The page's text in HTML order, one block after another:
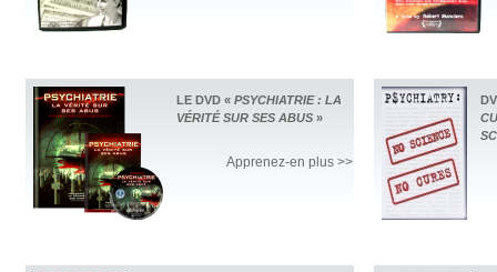
LE DVD « PSYCHIATRIE : LA
VÉRITÉ SUR SES ABUS »
Apprenez-en plus >>